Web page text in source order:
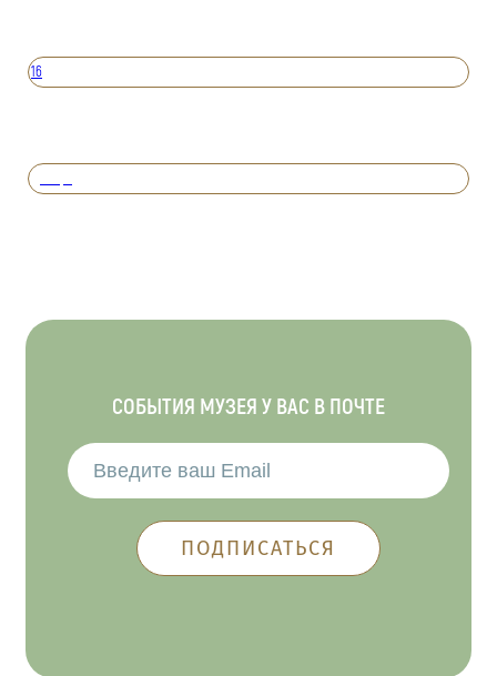
16
СОБЫТИЯ МУЗЕЯ У ВАС В ПОЧТЕ